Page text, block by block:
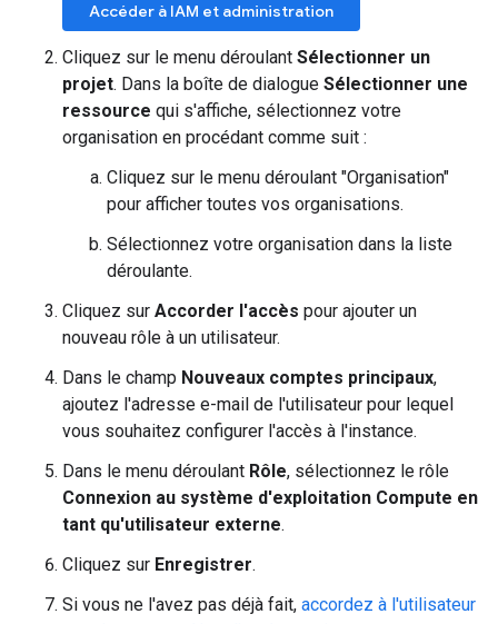
Accéder à IAM et administration
Cliquez sur le menu déroulant Sélectionner un
projet. Dans la boîte de dialogue Sélectionner une
ressource qui s'affiche, sélectionnez votre
organisation en procédant comme suit :
Cliquez sur le menu déroulant "Organisation"
pour afficher toutes vos organisations.
Sélectionnez votre organisation dans la liste
déroulante.
Cliquez sur Accorder l'accès pour ajouter un
nouveau rôle à un utilisateur.
Dans le champ Nouveaux comptes principaux,
ajoutez l'adresse e-mail de l'utilisateur pour lequel
vous souhaitez configurer l'accès à l'instance.
Dans le menu déroulant Rôle, sélectionnez le rôle
Connexion au système d'exploitation Compute en
tant qu'utilisateur externe.
Cliquez sur Enregistrer.
Si vous ne l'avez pas déjà fait, accordez à l'utilisateur